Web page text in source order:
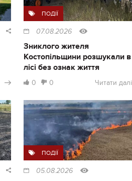
ПОДІЇ
07.08.2026
Зниклого жителя
Костопільщини розшукали в
лісі без ознак життя
0 0 Читати далі
ПОДІЇ
05.08.2026